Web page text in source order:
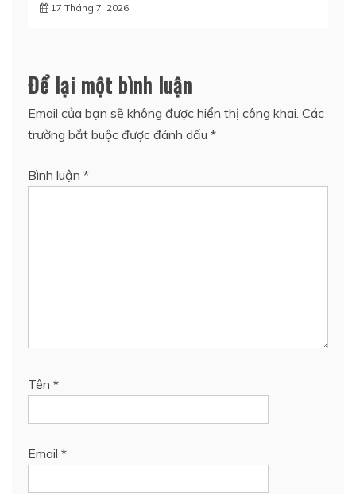
17 Tháng 7, 2026
Để lại một bình luận
Email của bạn sẽ không được hiển thị công khai. Các
trường bắt buộc được đánh dấu *
Bình luận *
Tên *
Email *